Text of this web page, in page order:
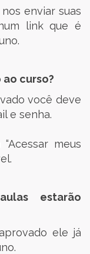
enviar suas
link que é
curso?
você deve
e senha.
meus
estarão
ele já